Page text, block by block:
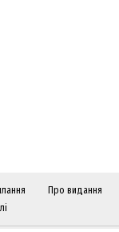
Про видання